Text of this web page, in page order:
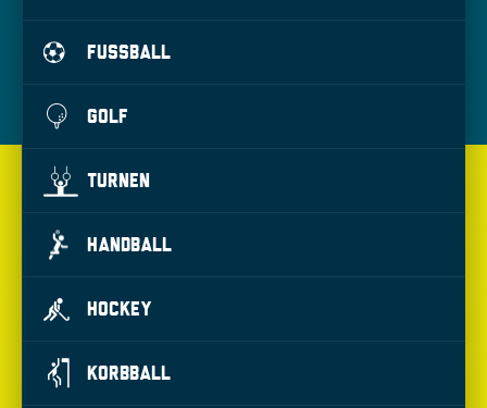
FUSSBALL
GOLF
TURNEN
HANDBALL
HOCKEY
KORBBALL